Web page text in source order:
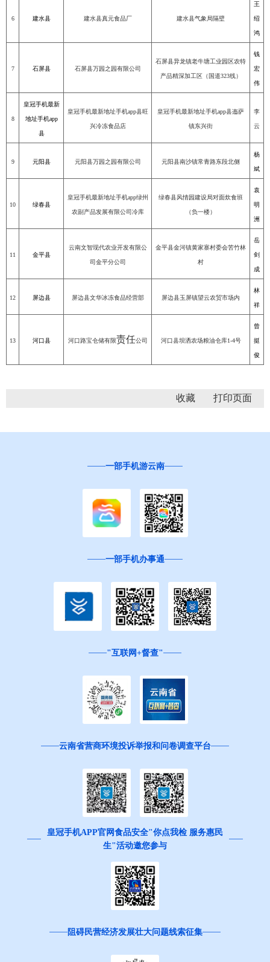
6 建水县 建水县真元食品厂 建水县气象局隔壁
王
绍
鸿
7 石屏县 石屏县万园之园有限公司
石屏县异龙镇老牛塘工业园区农特
产品精深加工区（国道323线）
钱
宏
伟
8
皇冠手机最新
地址手机app
县
皇冠手机最新地址手机app县旺
兴冷冻食品店
皇冠手机最新地址手机app县迤萨
镇东兴街
李
云
9 元阳县 元阳县万园之园有限公司 元阳县南沙镇常青路东段北侧
杨
斌
10 绿春县
皇冠手机最新地址手机app绿州
农副产品发展有限公司冷库
绿春县风情园建设局对面炊食班
（负一楼）
袁
明
洲
11 金平县
云南文智现代农业开发有限公
司金平分公司
金平县金河镇黄家寨村委会苦竹林
村
岳
剑
成
12 屏边县 屏边县文华冰冻食品经营部 屏边县玉屏镇望云农贸市场内
林
祥
13 河口县 河口路宝仓储有限责任公司 河口县坝洒农场粮油仓库1-4号
曾
挺
俊
收藏
一部手机游云南
一部手机办事通
"互联网+督查"
云南省营商环境投诉举报和问卷调查平台
皇冠手机APP官网食品安全"你点我检 服务惠民
生"活动邀您参与
阻碍民营经济发展壮大问题线索征集